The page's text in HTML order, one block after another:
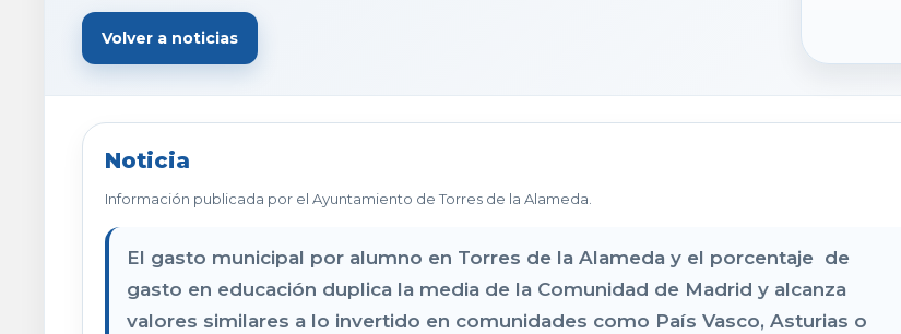
Volver a noticias
Noticia
Información publicada por el Ayuntamiento de Torres de la Alameda.
El gasto municipal por alumno en Torres de la Alameda y el porcentaje de
gasto en educación duplica la media de la Comunidad de Madrid y alcanza
valores similares a lo invertido en comunidades como País Vasco, Asturias o